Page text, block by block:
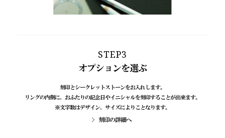
STEP3
オプションを選ぶ
刻印とシークレットストーンをお入れします。
リングの内側に、おふたりの記念日やイニシャルを刻印することが出来ます。
※文字数はデザイン、サイズによりことなります。
刻印の詳細へ